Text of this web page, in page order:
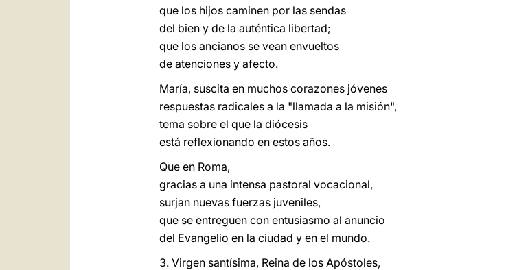
que los hijos caminen por las sendas
del bien y de la auténtica libertad;
que los ancianos se vean envueltos
de atenciones y afecto.
María, suscita en muchos corazones jóvenes
respuestas radicales a la "llamada a la misión",
tema sobre el que la diócesis
está reflexionando en estos años.
Que en Roma,
gracias a una intensa pastoral vocacional,
surjan nuevas fuerzas juveniles,
que se entreguen con entusiasmo al anuncio
del Evangelio en la ciudad y en el mundo.
3. Virgen santísima, Reina de los Apóstoles,